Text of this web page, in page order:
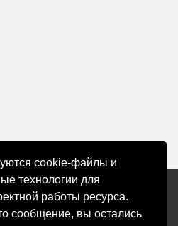
cookie-файлы и
технологии для
работы ресурса.
сообщение, вы остались